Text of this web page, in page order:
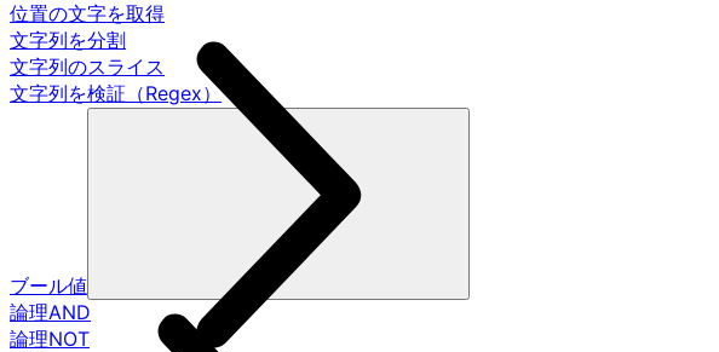
位置の文字を取得
文字列を分割
文字列のスライス
文字列を検証（Regex）
ブール値
論理AND
論理NOT